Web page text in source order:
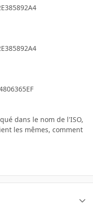
dans le nom de l'ISO,
les mêmes, comment